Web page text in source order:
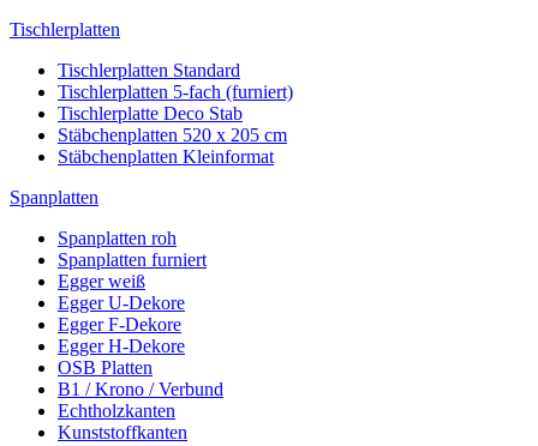
Tischlerplatten
Tischlerplatten Standard
Tischlerplatten 5-fach (furniert)
Tischlerplatte Deco Stab
Stäbchenplatten 520 x 205 cm
Stäbchenplatten Kleinformat
Spanplatten
Spanplatten roh
Spanplatten furniert
Egger weiß
Egger U-Dekore
Egger F-Dekore
Egger H-Dekore
OSB Platten
B1 / Krono / Verbund
Echtholzkanten
Kunststoffkanten